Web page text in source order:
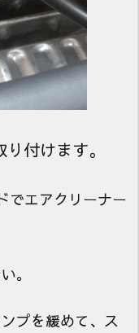
付けます。
でエアクリーナー
。
プを緩めて、ス